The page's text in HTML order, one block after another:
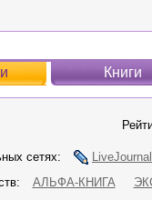
Книги
сетях:
LiveJournal
АЛЬФА-КНИГА